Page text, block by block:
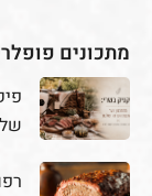
מתכונים